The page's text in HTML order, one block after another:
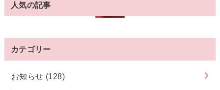
人気の記事
カテゴリー
お知らせ (128)